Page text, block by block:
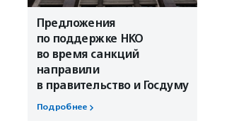
Предложения
по поддержке НКО
во время санкций
направили
в правительство и Госдуму
Подробнее